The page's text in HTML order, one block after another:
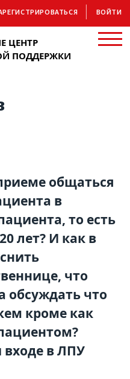
ЦЕНТР
ПОДДЕРЖКИ
ВОЙТИ
общаться
в
то есть
лет? И как в
что
обсуждать что
кроме как
в ЛПУ